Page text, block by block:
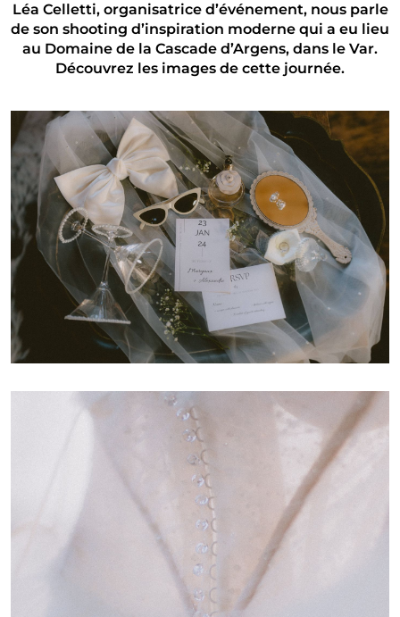
Léa Celletti, organisatrice d’événement, nous parle
de son shooting d’inspiration moderne qui a eu lieu
au Domaine de la Cascade d’Argens, dans le Var.
Découvrez les images de cette journée.